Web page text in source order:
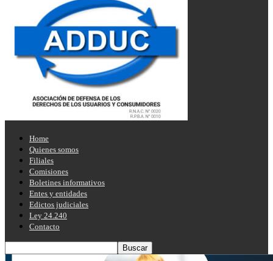
Home
Quienes somos
Filiales
Comisiones
Boletines informativos
Entes y entidades
Edictos judiciales
Ley 24.240
Contacto